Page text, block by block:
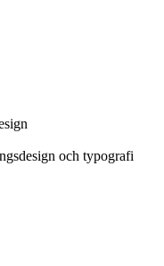
och typografi